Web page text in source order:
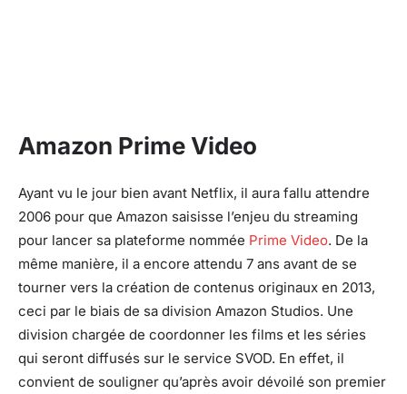
Amazon Prime Video
Ayant vu le jour bien avant Netflix, il aura fallu attendre
2006 pour que Amazon saisisse l’enjeu du streaming
pour lancer sa plateforme nommée Prime Video. De la
même manière, il a encore attendu 7 ans avant de se
tourner vers la création de contenus originaux en 2013,
ceci par le biais de sa division Amazon Studios. Une
division chargée de coordonner les films et les séries
qui seront diffusés sur le service SVOD. En effet, il
convient de souligner qu’après avoir dévoilé son premier